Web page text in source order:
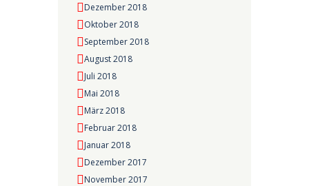
Dezember 2018
Oktober 2018
September 2018
August 2018
Juli 2018
Mai 2018
März 2018
Februar 2018
Januar 2018
Dezember 2017
November 2017